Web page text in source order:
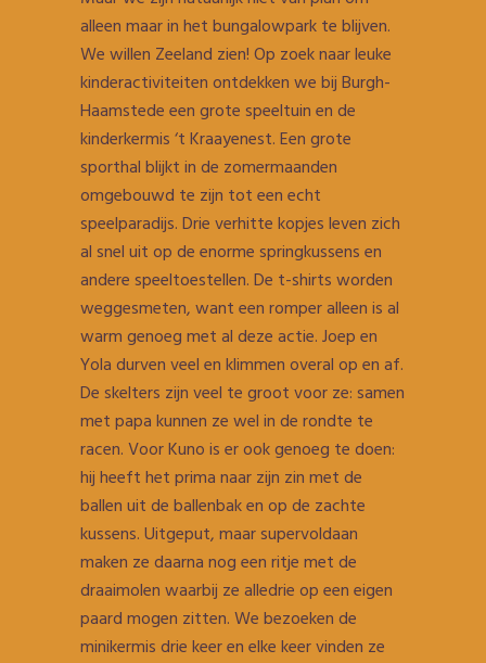
alleen maar in het bungalowpark te blijven.
We willen Zeeland zien! Op zoek naar leuke
kinderactiviteiten ontdekken we bij Burgh-
Haamstede een grote speeltuin en de
kinderkermis ‘t Kraayenest. Een grote
sporthal blijkt in de zomermaanden
omgebouwd te zijn tot een echt
speelparadijs. Drie verhitte kopjes leven zich
al snel uit op de enorme springkussens en
andere speeltoestellen. De t-shirts worden
weggesmeten, want een romper alleen is al
warm genoeg met al deze actie. Joep en
Yola durven veel en klimmen overal op en af.
De skelters zijn veel te groot voor ze: samen
met papa kunnen ze wel in de rondte te
racen. Voor Kuno is er ook genoeg te doen:
hij heeft het prima naar zijn zin met de
ballen uit de ballenbak en op de zachte
kussens. Uitgeput, maar supervoldaan
maken ze daarna nog een ritje met de
draaimolen waarbij ze alledrie op een eigen
paard mogen zitten. We bezoeken de
minikermis drie keer en elke keer vinden ze